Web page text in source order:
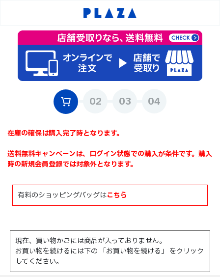
在庫の確保は購入完了時となります。
送料無料キャンペーンは、ログイン状態での購入が条件です。購入
時の新規会員登録では対象外となります。
有料のショッピングバッグはこちら
現在、買い物かごには商品が入っておりません。
お買い物を続けるには下の 「お買い物を続ける」 をクリック
してください。